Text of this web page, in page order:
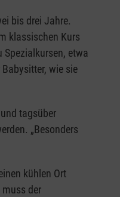
bis drei Jahre.
klassischen Kurs
Spezialkursen, etwa
wie sie
tagsüber
„Besonders
kühlen Ort
der